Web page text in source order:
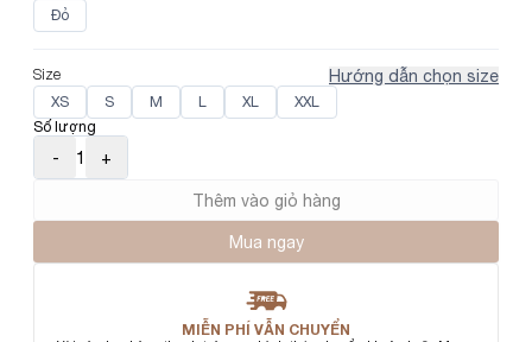
Đỏ
Size Hướng dẫn chọn size
XS S M L XL
XXL
Số lượng
- 1 +
Thêm vào giỏ hàng
Mua ngay
MIỄN PHÍ VẪN CHUYỂN